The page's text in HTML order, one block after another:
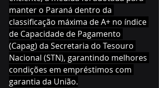
manter o Paraná dentro da
classificação máxima de A+ no índice
de Capacidade de Pagamento
(Capag) da Secretaria do Tesouro
Nacional (STN), garantindo melhores
condições em empréstimos com
garantia da União.